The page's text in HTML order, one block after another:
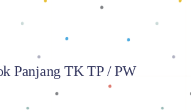
Panjang TK TP / PW